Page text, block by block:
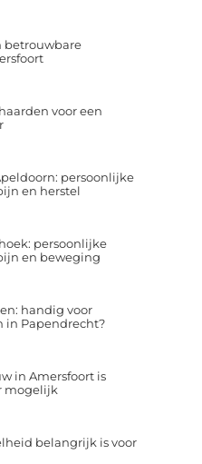
betrouwbare
voor een
persoonlijke
en herstel
persoonlijke
en beweging
handig voor
in Papendrecht?
in Amersfoort is
mogelijk
belangrijk is voor